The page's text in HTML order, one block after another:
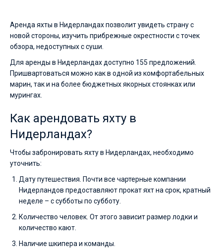
Аренда яхты в Нидерландах позволит увидеть страну с
новой стороны, изучить прибрежные окрестности с точек
обзора, недоступных с суши.
Для аренды в Нидерландах доступно 155 предложений.
Пришвартоваться можно как в одной из комфортабельных
марин, так и на более бюджетных якорных стоянках или
мурингах.
Как арендовать яхту в
Нидерландах?
Чтобы забронировать яхту в Нидерландах, необходимо
уточнить:
Дату путешествия. Почти все чартерные компании
Нидерландов предоставляют прокат яхт на срок, кратный
неделе – с субботы по субботу.
Количество человек. От этого зависит размер лодки и
количество кают.
Наличие шкипера и команды.